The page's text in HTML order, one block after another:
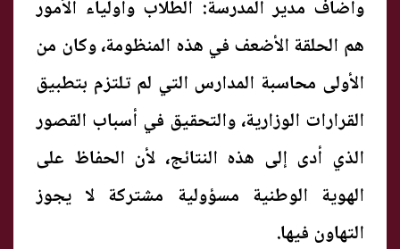
وأضاف مدير المدرسة: الطلاب وأولياء الأمور
هم الحلقة الأضعف في هذه المنظومة، وكان من
الأولى محاسبة المدارس التي لم تلتزم بتطبيق
القرارات الوزارية، والتحقيق في أسباب القصور
الذي أدى إلى هذه النتائج، لأن الحفاظ على
الهوية الوطنية مسؤولية مشتركة لا يجوز
التهاون فيها.